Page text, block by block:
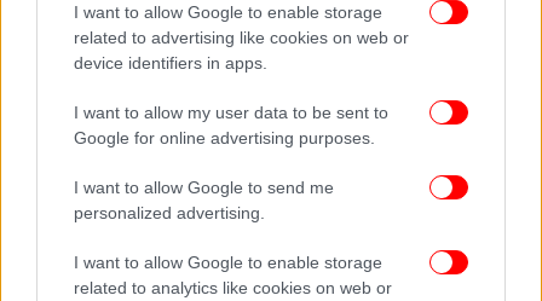
I want to allow Google to enable storage
related to advertising like cookies on web or
device identifiers in apps.
I want to allow my user data to be sent to
Google for online advertising purposes.
I want to allow Google to send me
personalized advertising.
I want to allow Google to enable storage
related to analytics like cookies on web or
Πόλυ Πάνου: «Δεν μου λείπει η γκρίνια της, αν ζούσε
τώρα δεν θα είχα παντρευτεί», λέει ο θετός γιος της